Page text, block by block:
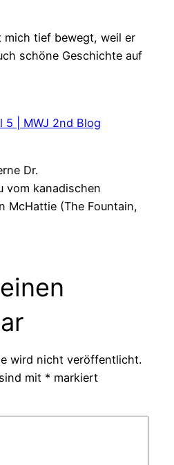
tief bewegt, weil er
schöne Geschichte auf
5 | MWJ 2nd Blog
Dr.
vom kanadischen
McHattie (The Fountain,
wird nicht veröffentlicht.
mit * markiert